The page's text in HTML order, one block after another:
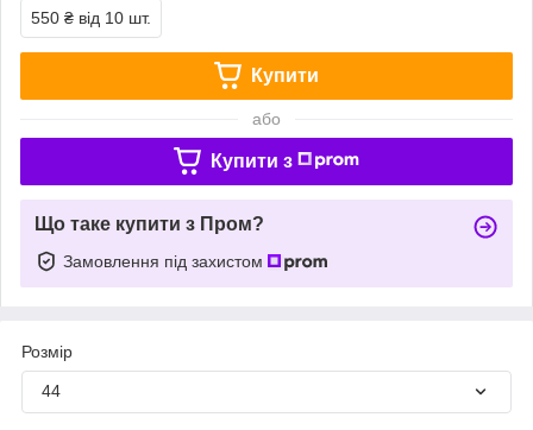
550 ₴ від 10 шт.
Купити
або
Купити з
Що таке купити з Пром?
Замовлення під захистом
Розмір
44